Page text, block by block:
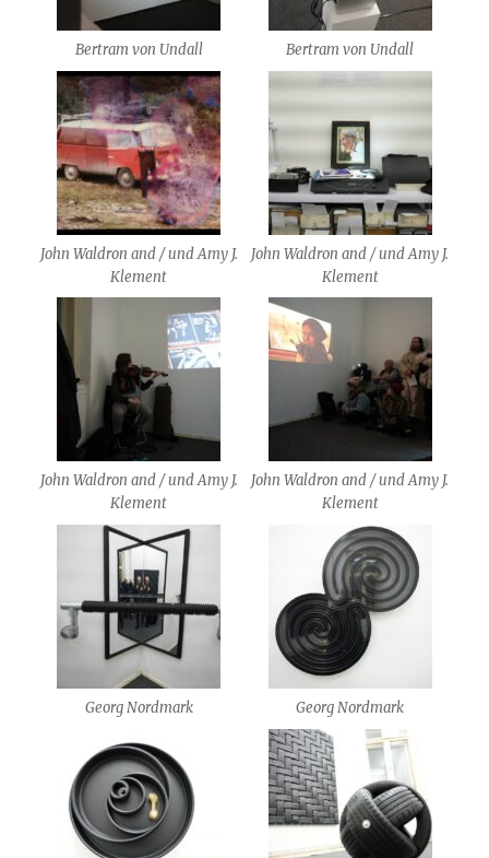
Bertram von Undall Bertram von Undall
John Waldron and / und Amy J.
Klement
John Waldron and / und Amy J.
Klement
John Waldron and / und Amy J.
Klement
John Waldron and / und Amy J.
Klement
Georg Nordmark Georg Nordmark